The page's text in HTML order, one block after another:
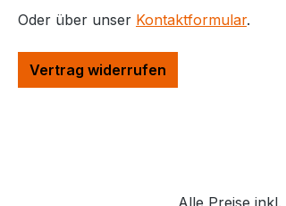
Oder über unser Kontaktformular.
Vertrag widerrufen
Alle Preise